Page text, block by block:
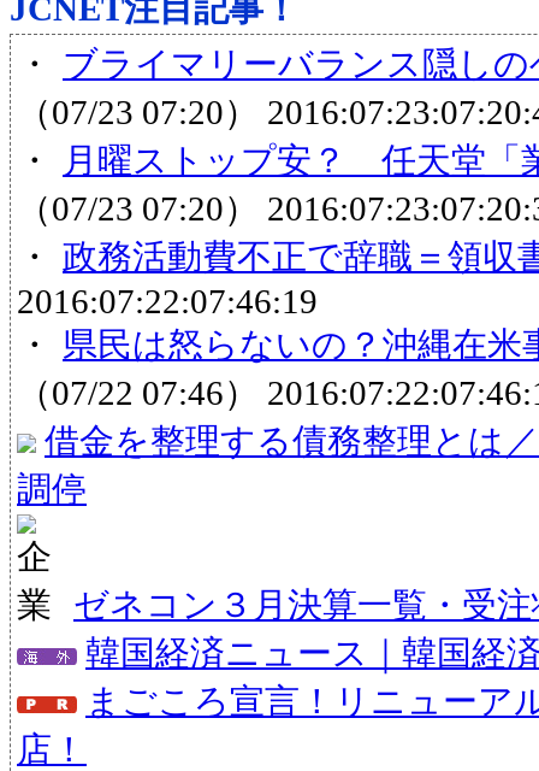
JCNET注目記事！
・
ブライマリーバランス隠し
（07/23 07:20）
・
月曜ストップ安？ 任天堂「
（07/23 07:20）
・ 政務活動費不正で辞職＝領収
2016:07:22:07:46:19
・
県民は怒らないの？沖縄在米
（07/22 07:46）
借金を整理する債務整理とは
調停
ゼネコン３月決算一覧・受
韓国経済ニュース｜韓国経
まごころ宣言！リニューア
店！